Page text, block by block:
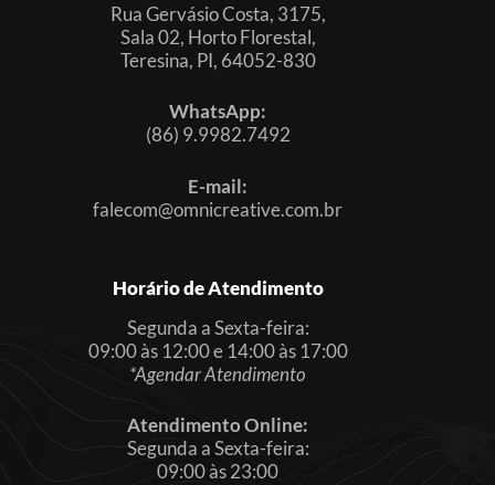
Rua Gervásio Costa, 3175,
Sala 02, Horto Florestal,
Teresina, PI, 64052-830
WhatsApp:
(86) 9.9982.7492
E-mail:
falecom@omnicreative.com.br
Horário de Atendimento
Segunda a Sexta-feira:
09:00 às 12:00 e 14:00 às 17:00
*Agendar Atendimento
Atendimento Online:
Segunda a Sexta-feira:
09:00 às 23:00